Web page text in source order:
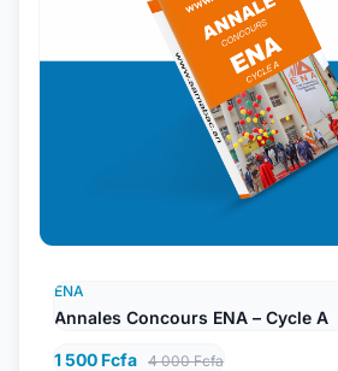
ENA
Annales Concours ENA – Cycle A
1 500 Fcfa 4 000 Fcfa